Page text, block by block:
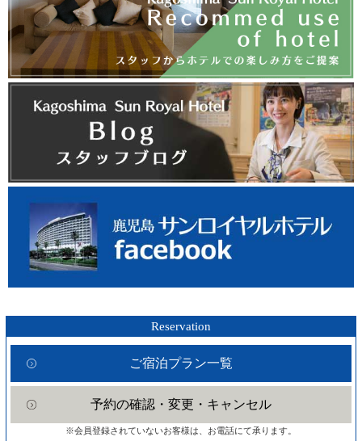
Reservation
ご宿泊プラン一覧
予約の確認・変更・キャンセル
※会員登録されていないお客様は、お電話にて承ります。